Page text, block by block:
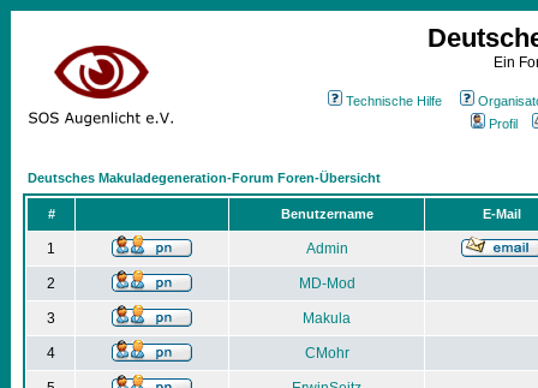
Ein
Technische Hilfe
Profil
Deutsches Makuladegeneration-Forum Foren-Übersicht
# Benutzername E-Mail
1 Admin
2 MD-Mod
3 Makula
4 CMohr